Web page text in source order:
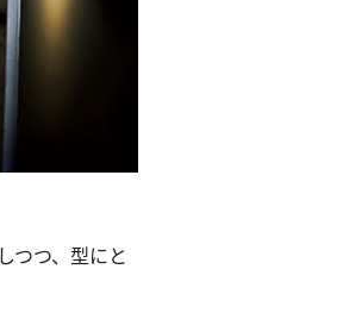
つつ、型にと